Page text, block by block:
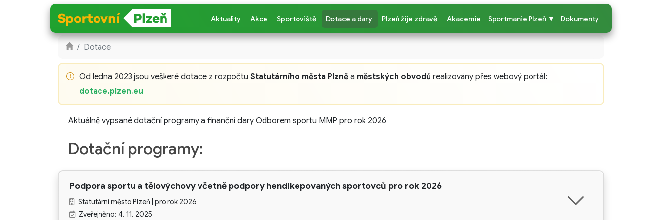
Aktuality Akce Sportoviště Dotace a dary Plzeň žije zdravě Akademie Sportmanie Plzeň ▼ Dokumenty
Dotace
Od ledna 2023 jsou veškeré dotace z rozpočtu Statutárního města Plzně a městských obvodů realizovány přes webový portál:
dotace.plzen.eu
Aktuálně vypsané dotační programy a finanční dary Odborem sportu MMP pro rok 2026
Dotační programy:
Podpora sportu a tělovýchovy včetně podpory hendikepovaných sportovců pro rok 2026
Statutární město Plzeň | pro rok 2026
Zveřejněno: 4. 11. 2025